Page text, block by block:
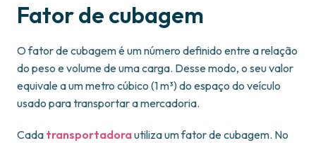
Fator de cubagem
O fator de cubagem é um número definido entre a relação
do peso e volume de uma carga. Desse modo, o seu valor
equivale a um metro cúbico (1 m³) do espaço do veículo
usado para transportar a mercadoria.
Cada transportadorautiliza um fator de cubagem. No